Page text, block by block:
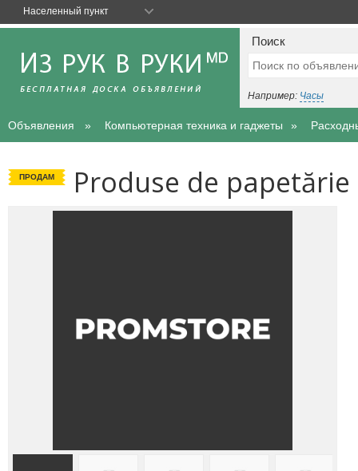
Поиск
Например: Часы
Объявления Компьютерная техника и гаджеты
ПРОДАМ Produse de
Населенный пункт